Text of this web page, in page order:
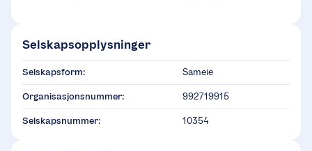
Selskapsopplysninger
Selskapsform: Sameie
Organisasjonsnummer: 992719915
Selskapsnummer: 10354